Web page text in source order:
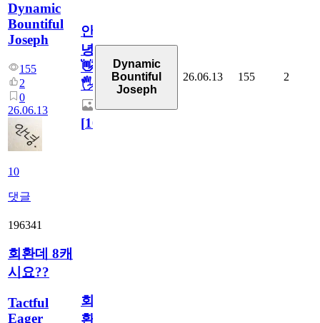
Dynamic
Bountiful
Joseph
155
2
0
26.06.13
10
댓글
안
녕
👋
🖐
[10
Dynamic
Bountiful
Joseph
26.06.13 155 2
196341
회환데 8캐
시요??
Tactful
Eager
회
환